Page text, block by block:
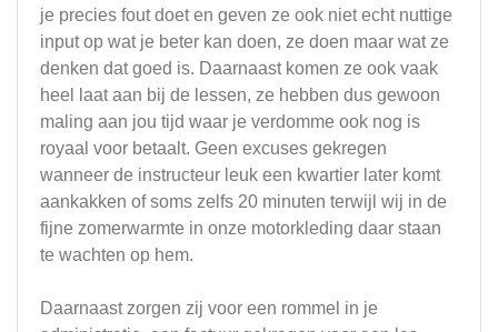
je precies fout doet en geven ze ook niet echt nuttige
input op wat je beter kan doen, ze doen maar wat ze
denken dat goed is. Daarnaast komen ze ook vaak
heel laat aan bij de lessen, ze hebben dus gewoon
maling aan jou tijd waar je verdomme ook nog is
royaal voor betaalt. Geen excuses gekregen
wanneer de instructeur leuk een kwartier later komt
aankakken of soms zelfs 20 minuten terwijl wij in de
fijne zomerwarmte in onze motorkleding daar staan
te wachten op hem.
Daarnaast zorgen zij voor een rommel in je